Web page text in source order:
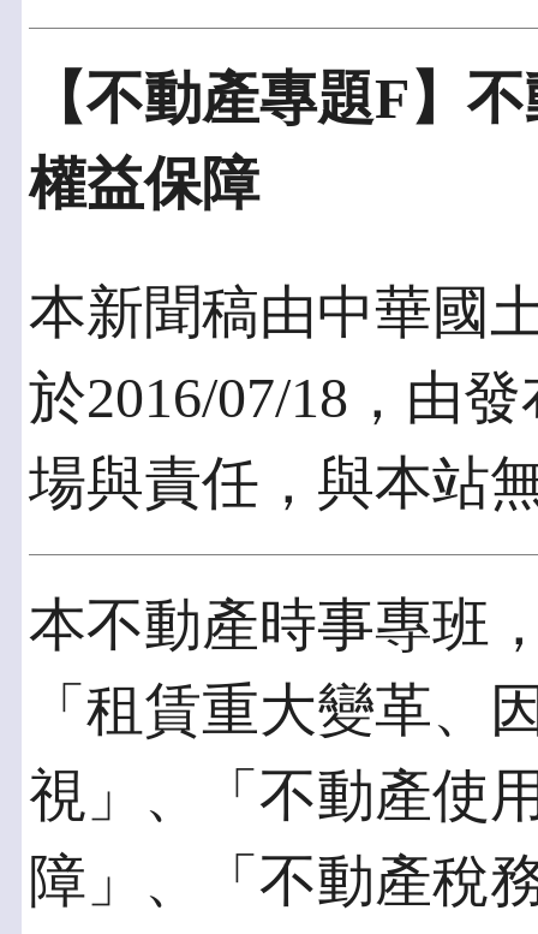
【不動產專題F】
權益保障
本新聞稿由中華國
於2016/07/18，由
場與責任，與本站
本不動產時事專班
「租賃重大變革、
視」、「不動產使
障」、「不動產稅